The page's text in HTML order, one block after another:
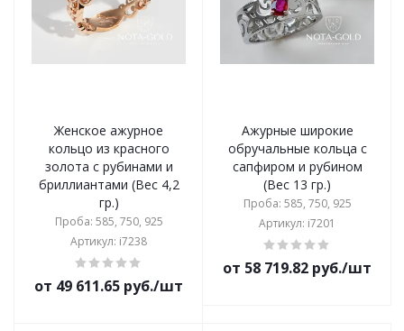
Женское ажурное
кольцо из красного
золота с рубинами и
бриллиантами (Вес 4,2
гр.)
Проба: 585, 750, 925
Артикул: i7238
от 49 611.65 руб./шт
Ажурные широкие
обручальные кольца с
сапфиром и рубином
(Вес 13 гр.)
Проба: 585, 750, 925
Артикул: i7201
от 58 719.82 руб./шт